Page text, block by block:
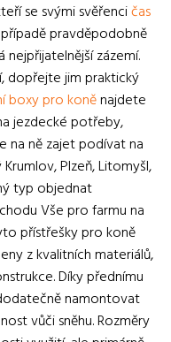
se svými svěřencičas
pravděpodobně
zázemí.
dopřejte jim praktický
boxy pro koněnajdete
jezdecké potřeby,
na ně zajet podívat na
Plzeň, Litomyšl,
typ objednat
Vše pro farmu na
přístřešky pro koně
z kvalitních materiálů,
Díky přednímu
namontovat
vůči sněhu. Rozměry